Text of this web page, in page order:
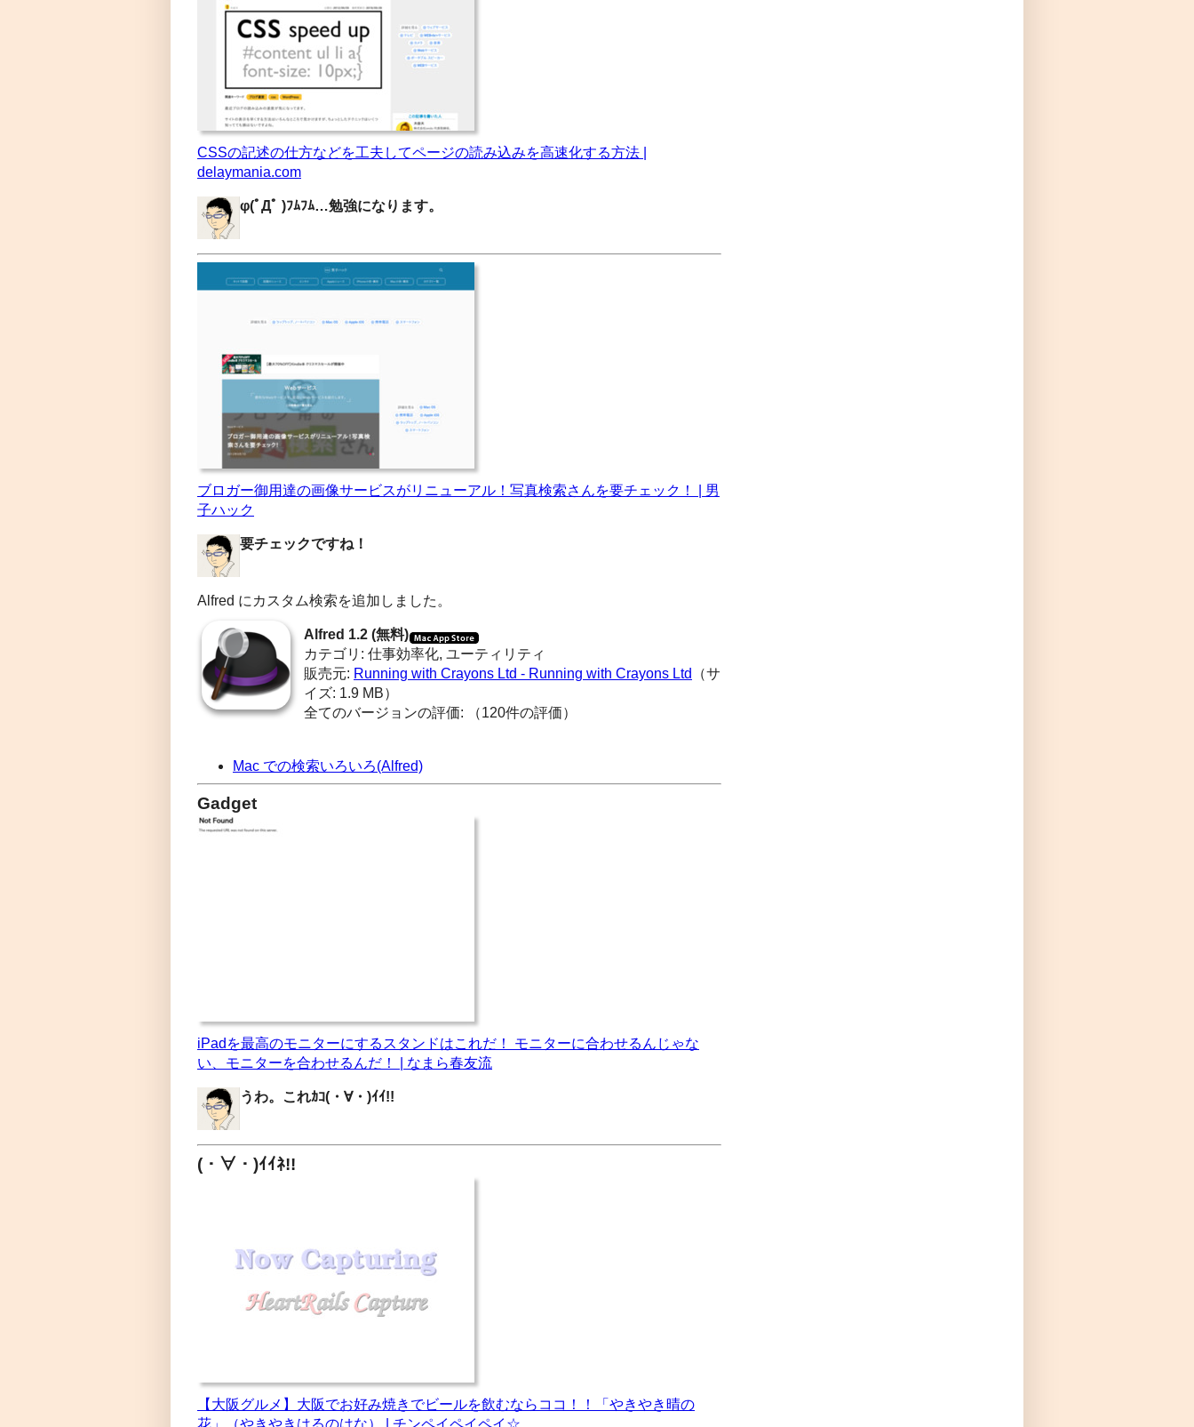
CSSの記述の仕方などを工夫してページの読み込みを高速化する方法 |
delaymania.com
φ(ﾟДﾟ )ﾌﾑﾌﾑ…勉強になります。
ブロガー御用達の画像サービスがリニューアル！写真検索さんを要チェック！ | 男
子ハック
要チェックですね！
Alfred にカスタム検索を追加しました。
Alfred 1.2 (無料)
カテゴリ: 仕事効率化, ユーティリティ
販売元: Running with Crayons Ltd - Running with Crayons Ltd
（サ
イズ: 1.9 MB）
全てのバージョンの評価:
（120件の評価）
Mac での検索いろいろ(Alfred)
Gadget
iPadを最高のモニターにするスタンドはこれだ！ モニターに合わせるんじゃな
い、モニターを合わせるんだ！ | なまら春友流
うわ。これｶｺ(・∀・)ｲｲ!!
(・∀・)ｲｲﾈ!!
【大阪グルメ】大阪でお好み焼きでビールを飲むならココ！！「やきやき晴の
花」（やきやきはるのはな） | チンペイペイペイ☆